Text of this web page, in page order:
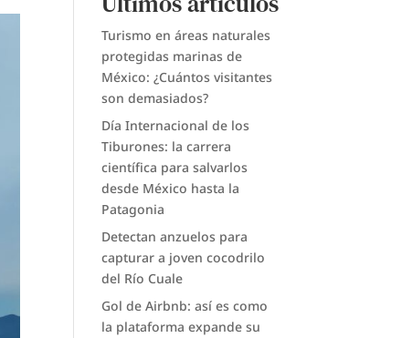
Turismo en áreas naturales
protegidas marinas de
México: ¿Cuántos visitantes
son demasiados?
Día Internacional de los
Tiburones: la carrera
científica para salvarlos
desde México hasta la
Patagonia
Detectan anzuelos para
capturar a joven cocodrilo
del Río Cuale
Gol de Airbnb: así es como
la plataforma expande su